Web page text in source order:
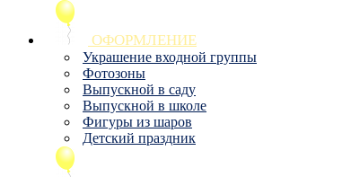
ОФОРМЛЕНИЕ
Украшение входной группы
Фотозоны
Выпускной в саду
Выпускной в школе
Фигуры из шаров
Детский праздник